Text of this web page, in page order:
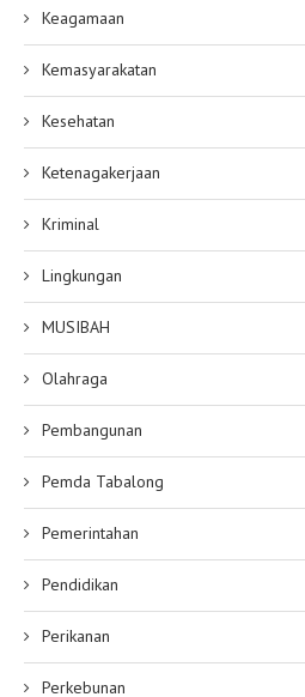
Keagamaan
Kemasyarakatan
Kesehatan
Ketenagakerjaan
Kriminal
Lingkungan
MUSIBAH
Olahraga
Pembangunan
Pemda Tabalong
Pemerintahan
Pendidikan
Perikanan
Perkebunan